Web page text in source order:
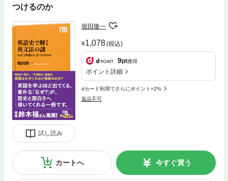
つけるのか
試し読み
堀田隆一
1,078(税込)
9pt獲得
ポイント詳細
dカード利用でさらにポイント+2%
返品不可
カートへ 今すぐ買う